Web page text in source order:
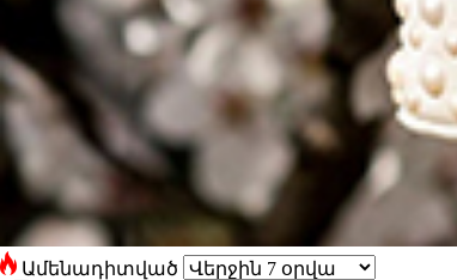
Ամենադիտված